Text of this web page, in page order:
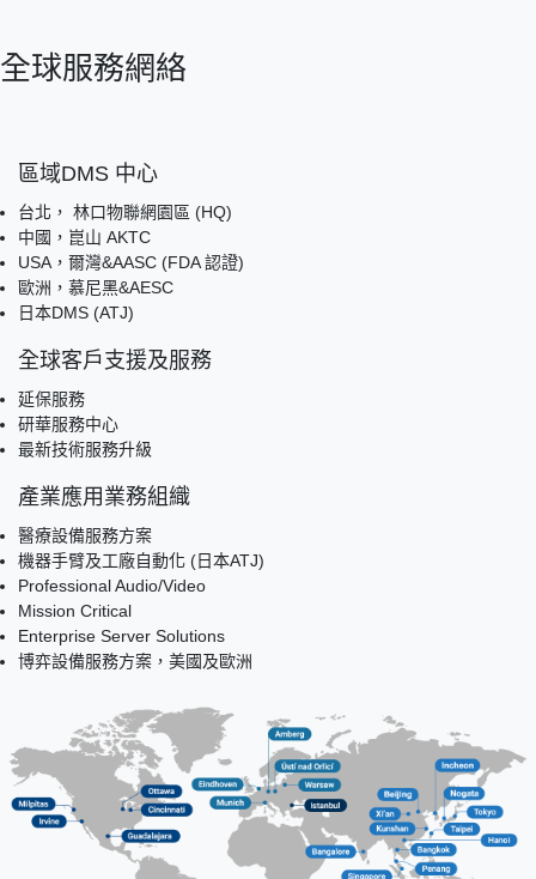
全球服務網絡
區域DMS 中心
台北， 林口物聯網園區 (HQ)
中國，崑山 AKTC
USA，爾灣&AASC (FDA 認證)
歐洲，慕尼黑&AESC
日本DMS (ATJ)
全球客戶支援及服務
延保服務
研華服務中心
最新技術服務升級
產業應用業務組織
醫療設備服務方案
機器手臂及工廠自動化 (日本ATJ)
Professional Audio/Video
Mission Critical
Enterprise Server Solutions
博弈設備服務方案，美國及歐洲